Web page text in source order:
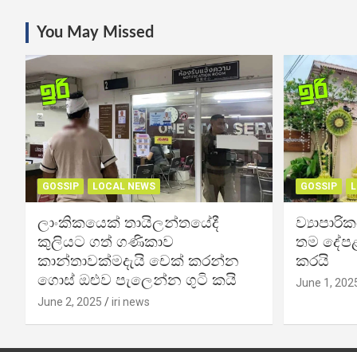
You May Missed
GOSSIP LOCAL NEWS
ලාංකිකයෙක් තායිලන්තයේදී
කුලියට ගත් ගණිකාව
කාන්තාවක්මදැයි චෙක් කරන්න
ගොස් ඔළුව පැලෙන්න ගුටි කයි
June 2, 2025 iri news
GOSSIP
තම
කරයි
June 1,